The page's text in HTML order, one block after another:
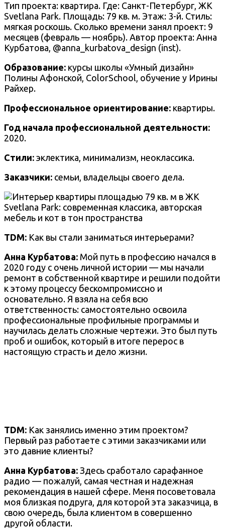
Тип проекта: квартира. Где: Санкт-Петербург, ЖК
Svetlana Park. Площадь: 79 кв. м. Этаж: 3-й. Стиль:
мягкая роскошь. Сколько времени занял проект: 9
месяцев (февраль — ноябрь). Автор проекта: Анна
Курбатова, @anna_kurbatova_design (inst).
Образование: курсы школы «Умный дизайн»
Полины Афонской, ColorSchool, обучение у Ирины
Райхер.
Профессиональное ориентирование: квартиры.
Год начала профессиональной деятельности:
2020.
Стили: эклектика, минимализм, неоклассика.
Заказчики: семьи, владельцы своего дела.
TDM: Как вы стали заниматься интерьерами?
Анна Курбатова: Мой путь в профессию начался в
2020 году с очень личной истории — мы начали
ремонт в собственной квартире и решили подойти
к этому процессу бескомпромиссно и
основательно. Я взяла на себя всю
ответственность: самостоятельно освоила
профессиональные профильные программы и
научилась делать сложные чертежи. Это был путь
проб и ошибок, который в итоге перерос в
настоящую страсть и дело жизни.
TDM: Как занялись именно этим проектом?
Первый раз работаете с этими заказчиками или
это давние клиенты?
Анна Курбатова: Здесь сработало сарафанное
радио — пожалуй, самая честная и надежная
рекомендация в нашей сфере. Меня посоветовала
моя близкая подруга, для которой эта заказчица, в
свою очередь, была клиентом в совершенно
другой области.